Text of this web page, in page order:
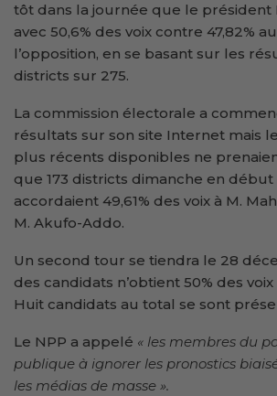
tôt dans la journée que le président
avec 50,6% des voix contre 47,82%
l’opposition, en se basant sur les
districts sur 275.
La commission électorale a
résultats sur son site Internet mais
plus récents disponibles ne
que 173 districts dimanche en début
accordaient 49,61% des voix à M.
M. Akufo-Addo.
Un second tour se tiendra le 28
des candidats n’obtient 50% des
Huit candidats au total se sont
Le NPP a appelé « les membres du
publique à ignorer les pronostics
les médias de masse ».